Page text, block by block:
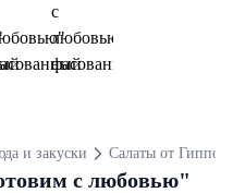
и закуски Салаты от Гиппо
с любовью"